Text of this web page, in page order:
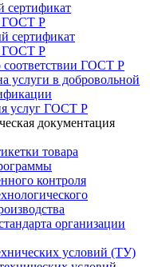
сертификат
ГОСТ Р
сертификат
ГОСТ Р
соответствии ГОСТ Р
услуги в добровольной
услуг ГОСТ Р
документация
товара
контроля
организации
условий (ТУ)